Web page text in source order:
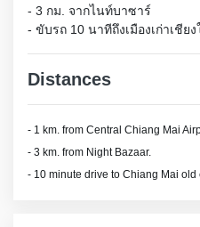
- 3 กม. จากไนท์บาซาร์
- ขับรถ 10 นาทีถึงเมืองเก่าเชียง
Distances
- 1 km. from Central Chiang Mai
- 3 km. from Night Bazaar.
- 10 minute drive to Chiang Mai old